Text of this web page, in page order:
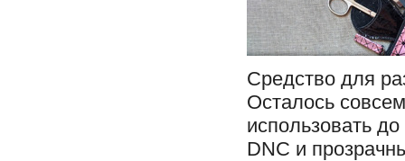
Средство для
Осталось
использовать
DNC и